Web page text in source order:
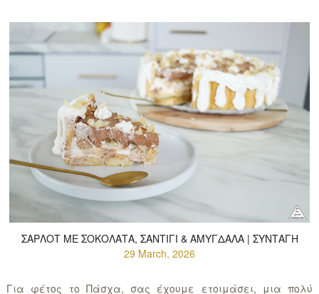
ΣΑΡΛΌΤ ΜΕ ΣΟΚΟΛΆΤΑ, ΣΑΝΤΙΓΊ & ΑΜΎΓΔΑΛΑ | ΣΥΝΤΑΓΉ
29 March, 2026
Για φέτος το Πάσχα, σας έχουμε ετοιμάσει, μια πολύ